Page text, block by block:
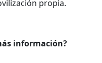
propia.
información?